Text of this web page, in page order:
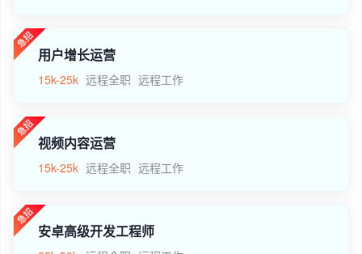
用户增长运营
15k-25k 远程全职 远程工作
视频内容运营
15k-25k 远程全职 远程工作
安卓高级开发工程师